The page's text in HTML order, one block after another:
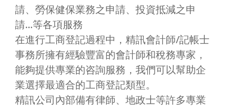
請、勞保健保業務之申請、投資抵減之申
請...等各項服務
在進行工商登記過程中，精訊會計師/記帳士
事務所擁有經驗豐富的會計師和稅務專家，
能夠提供專業的咨詢服務，我們可以幫助企
業選擇最適合的工商登記類型。
精訊公司內部備有律師、地政士等許多專業